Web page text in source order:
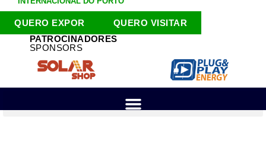
QUERO EXPOR
QUERO VISITAR
PATROCINADORES
SPONSORS